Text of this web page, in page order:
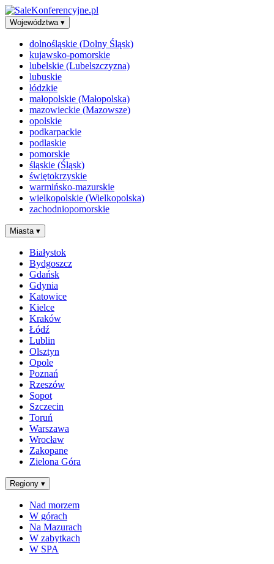
Województwa ▾
dolnośląskie (Dolny Śląsk)
kujawsko-pomorskie
lubelskie (Lubelszczyzna)
lubuskie
łódzkie
małopolskie (Małopolska)
mazowieckie (Mazowsze)
opolskie
podkarpackie
podlaskie
pomorskie
śląskie (Śląsk)
świętokrzyskie
warmińsko-mazurskie
wielkopolskie (Wielkopolska)
zachodniopomorskie
Miasta ▾
Białystok
Bydgoszcz
Gdańsk
Gdynia
Katowice
Kielce
Kraków
Łódź
Lublin
Olsztyn
Opole
Poznań
Rzeszów
Sopot
Szczecin
Toruń
Warszawa
Wrocław
Zakopane
Zielona Góra
Regiony ▾
Nad morzem
W górach
Na Mazurach
W zabytkach
W SPA